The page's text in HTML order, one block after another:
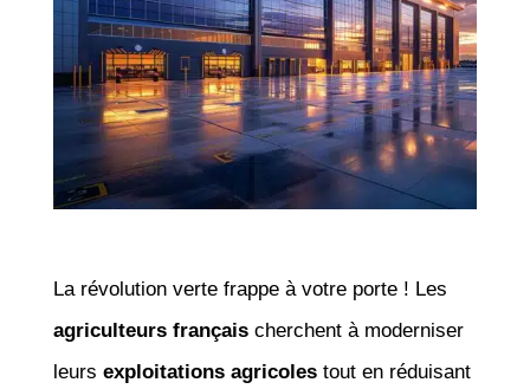
La révolution verte frappe à votre porte ! Les
agriculteurs françaischerchent à moderniser
leurs exploitations agricolestout en réduisant